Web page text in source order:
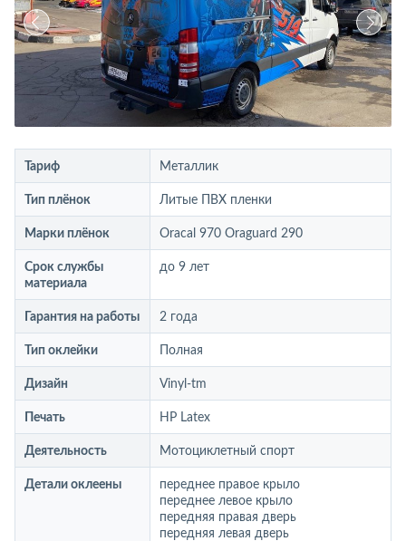
Тариф Металлик
Тип плёнок Литые ПВХ пленки
Марки плёнок Oracal 970 Oraguard 290
Срок службы
материала
до 9 лет
Гарантия на работы 2 года
Тип оклейки Полная
Дизайн Vinyl-tm
Печать HP Latex
Деятельность Мотоциклетный спорт
Детали оклеены
переднее правое крыло
переднее левое крыло
передняя правая дверь
передняя левая дверь